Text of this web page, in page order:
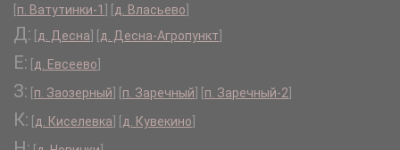
п. Ватутинки-1 д. Власьево
Д: д. Десна д. Десна-Агропункт
Е: д. Евсеево
З: п. Заозерный п. Заречный п. Заречный-2
К: д. Киселевка д. Кувекино